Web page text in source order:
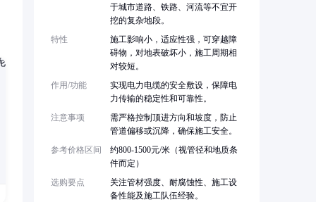
于城市道路、铁路、河流等不宜开
挖的复杂地段。
特性
施工影响小，适应性强，可穿越障
碍物，对地表破坏小，施工周期相
对较短。
作用/功能
实现电力电缆的安全敷设，保障电
力传输的稳定性和可靠性。
注意事项
需严格控制顶进方向和坡度，防止
管道偏移或沉降，确保施工安全。
参考价格区间
约800-1500元/米（视管径和地质条
件而定）
选购要点
关注管材强度、耐腐蚀性、施工设
备性能及施工队伍经验。